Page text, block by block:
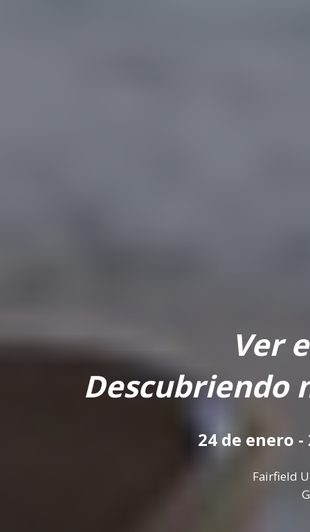
Ver
Descubriendo
24 de enero
Fairfield